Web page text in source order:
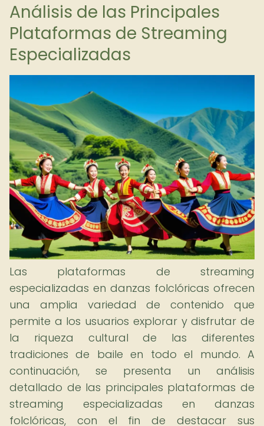
Análisis de las Principales
Plataformas de Streaming
Especializadas
Las plataformas de streaming
especializadas en danzas folclóricas ofrecen
una amplia variedad de contenido que
permite a los usuarios explorar y disfrutar de
la riqueza cultural de las diferentes
tradiciones de baile en todo el mundo. A
continuación, se presenta un análisis
detallado de las principales plataformas de
streaming especializadas en danzas
folclóricas, con el fin de destacar sus